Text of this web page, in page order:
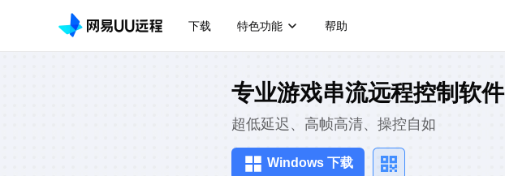
下载 特色功能 帮助
专业游戏串流远程控制软件
超低延迟、高帧高清、操控自如
Windows 下载